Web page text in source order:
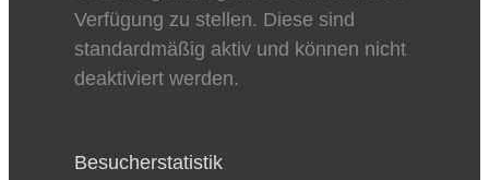
Verfügung zu stellen. Diese sind
standardmäßig aktiv und können nicht
deaktiviert werden.
Besucherstatistik